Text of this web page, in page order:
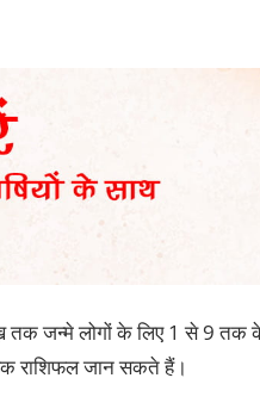
तक जन्मे लोगों के लिए 1 से 9 तक
राशिफल जान सकते हैं।